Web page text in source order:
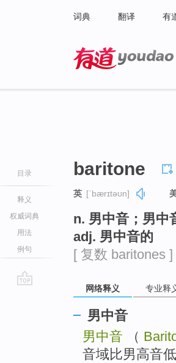
词典 翻译 有
目录
释义
权威词典
用法
例句
baritone
英 [ˈbærɪtəʊn]
n. 男中音；男中
adj. 男中音的
[ 复数 baritones ]
网络释义 专业释
男中音
男中音 （
音域比男高音